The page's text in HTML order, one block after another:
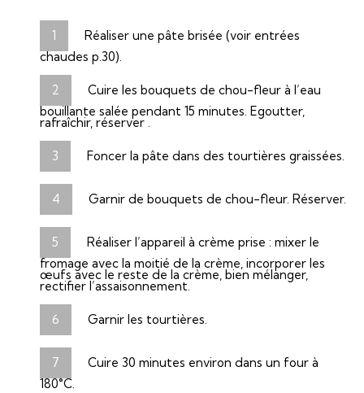
Réaliser une pâte brisée (voir entrées
chaudes p.30).
Cuire les bouquets de chou-fleur à l’eau
bouillante salée pendant 15 minutes. Egoutter,
rafraîchir, réserver .
Foncer la pâte dans des tourtières graissées.
Garnir de bouquets de chou-fleur. Réserver.
Réaliser l’appareil à crème prise : mixer le
fromage avec la moitié de la crème, incorporer les
œufs avec le reste de la crème, bien mélanger,
rectifier l’assaisonnement.
Garnir les tourtières.
Cuire 30 minutes environ dans un four à
180°C.